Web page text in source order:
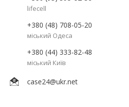
lifecell
+380 (48) 708-05-20
міський Одеса
+380 (44) 333-82-48
міський Київ
case24@ukr.net